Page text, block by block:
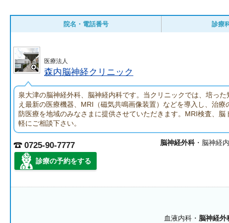
院名・電話番号 診療
医療法人
森内脳神経クリニック
泉大津の脳神経外科、脳神経内科です。当クリニックでは、培った
え最新の医療機器、MRI（磁気共鳴画像装置）などを導入し、治療
防医療を地域のみなさまに提供させていただきます。MRI検査、脳
軽にご相談下さい。
0725-90-7777
診療の予約をする
脳神経外科・脳神経
血液内科・ 脳神経外